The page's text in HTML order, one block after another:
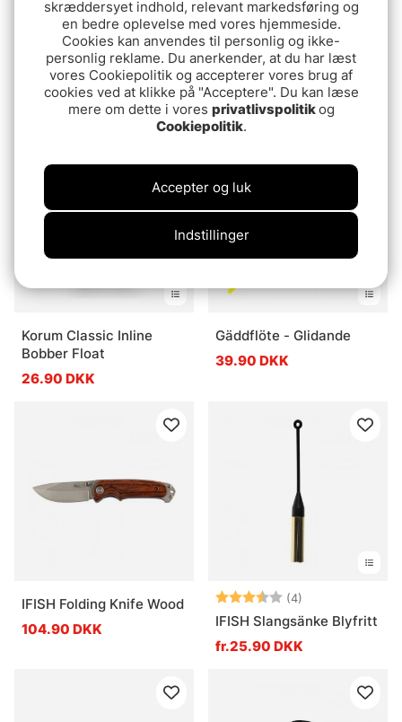
Savage Gear Flat Lure
Box Smoke Kit 2pcs
23x11x3.5cm
94.90 DKK
Vurdering:(3) 3.0 ud af 5
Darts Abborrflöte
32.90 DKK
Korum Classic Inline
Bobber Float
26.90 DKK
Gäddflöte - Glidande
39.90 DKK
IFISH Folding Knife Wood
104.90 DKK
Vurdering: (4)
IFISH Slangsänke Blyfritt
fr.25.90 DKK
skræddersyet indhold, relevant markedsføring og
en bedre oplevelse med vores hjemmeside.
Cookies kan anvendes til personlig og ikke-
personlig reklame. Du anerkender, at du har læst
vores Cookiepolitik og accepterer vores brug af
cookies ved at klikke på "Acceptere". Du kan læse
mere om dette i vores privatlivspolitikog
Cookiepolitik.
Indstillinger
Accepter og luk